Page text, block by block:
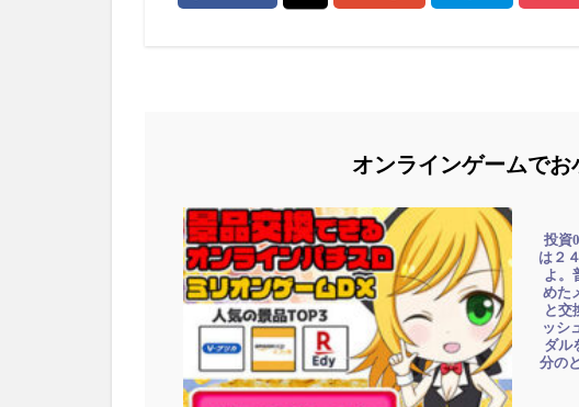
オンラインゲームでお
投資
は２
よ。
めた
と交
ッシ
ダル
分の